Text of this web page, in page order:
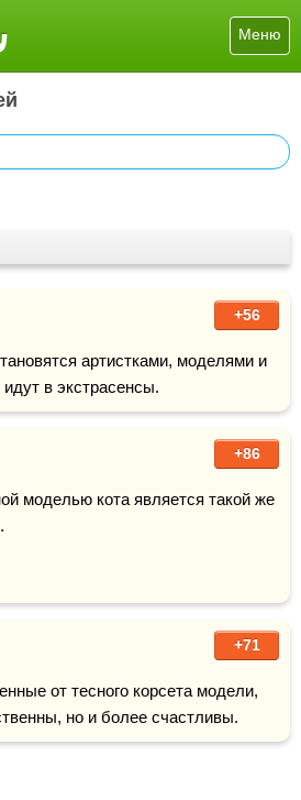
Меню
+56
артистками, моделями и
в экстрасенсы.
+86
моделью кота является такой же
+71
от тесного корсета модели,
но и более счастливы.